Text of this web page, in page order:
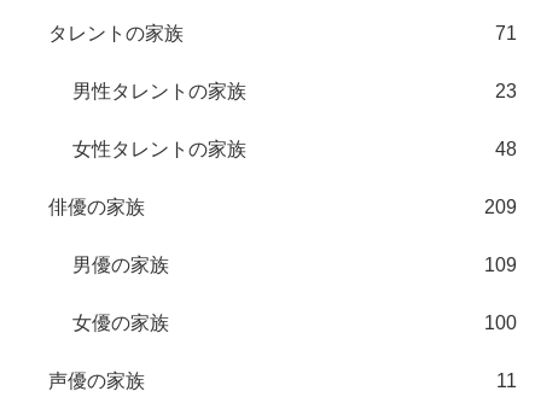
タレントの家族 71
男性タレントの家族 23
女性タレントの家族 48
俳優の家族 209
男優の家族 109
女優の家族 100
声優の家族 11